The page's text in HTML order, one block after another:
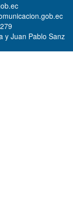
y Juan Pablo Sanz